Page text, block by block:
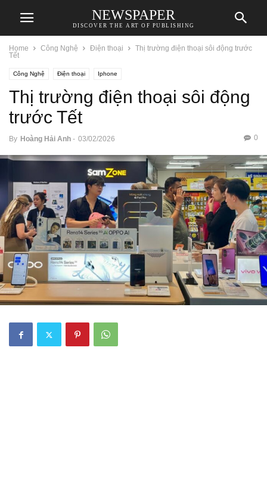
NEWSPAPER
DISCOVER THE ART OF PUBLISHING
Home Công Nghệ Điện thoại
Thị trường điện thoại sôi động trước
Tết
Công Nghệ Điện thoại Iphone
Thị trường điện thoại sôi động
trước Tết
By Hoàng Hải Anh - 03/02/2026 0